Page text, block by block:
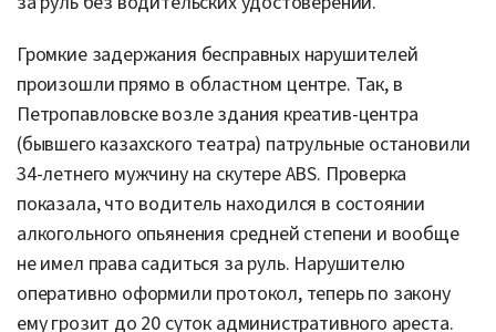
Громкие задержания бесправных нарушителей
произошли прямо в областном центре. Так, в
Петропавловске возле здания креатив-центра
(бывшего казахского театра) патрульные остановили
34-летнего мужчину на скутере ABS. Проверка
показала, что водитель находился в состоянии
алкогольного опьянения средней степени и вообще
не имел права садиться за руль. Нарушителю
оперативно оформили протокол, теперь по закону
ему грозит до 20 суток административного ареста.